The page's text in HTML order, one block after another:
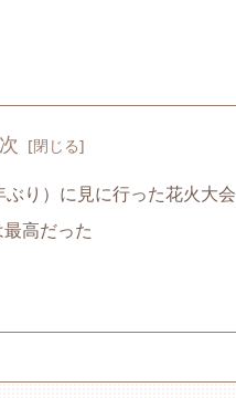
り）に見に行った花火大会
高だった